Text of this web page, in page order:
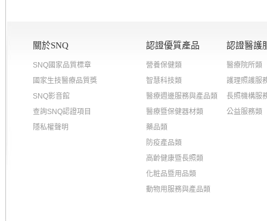
關於SNQ
SNQ國家品質標章
國家生技醫療品質獎
SNQ影音館
查詢SNQ認證項目
隱私權聲明
認證優質產品
營養保健類
智慧科技類
醫療週邊服務與產品類
醫療暨保健器材類
藥品類
防疫產品類
高齡健康暨長照類
化粧品暨用品類
動物用服務與產品類
認證醫護
醫療院所類
護理照護服
長照機構服
公益服務類